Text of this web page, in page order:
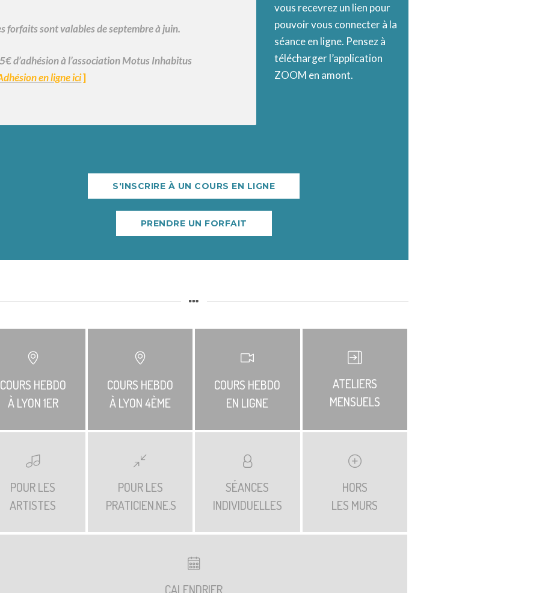
forfaits sont valables de septembre à juin.
d’adhésion à l’association Motus Inhabitus
en ligne ici]
vous recevrez un lien pour
pouvoir vous connecter à la
séance en ligne. Pensez à
télécharger l’application
ZOOM en amont.
S'INSCRIRE À UN COURS EN LIGNE
PRENDRE UN FORFAIT
COURS HEBDO
À LYON 1ER
COURS HEBDO
À LYON 4ÈME
COURS HEBDO
EN LIGNE
ATELIERS
MENSUELS
POUR LES
ARTISTES
POUR LES
PRATICIEN.NE.S
SÉANCES
INDIVIDUELLES
HORS
LES MURS
CALENDRIER